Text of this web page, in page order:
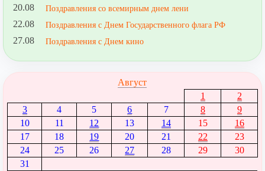
20.08 Поздравления со всемирным днем лени
22.08 Поздравления с Днем Государственного флага РФ
27.08 Поздравления с Днем кино
Август
1
2
3
4 5 6 7 8
9
10
11 12 13 14 15
16
17
18 19 20 21 22
23
24
25 26 27 28 29
30
31